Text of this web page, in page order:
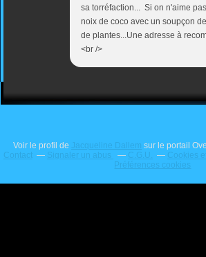
sa torréfaction... Si on n'aime
noix de coco avec un soupçon
de plantes...Une adresse à
<br />
Voir le profil de Jacqueline Dallem sur le portail
Contact
Signaler un abus C.G.U.
Cookies
Préférences cookies